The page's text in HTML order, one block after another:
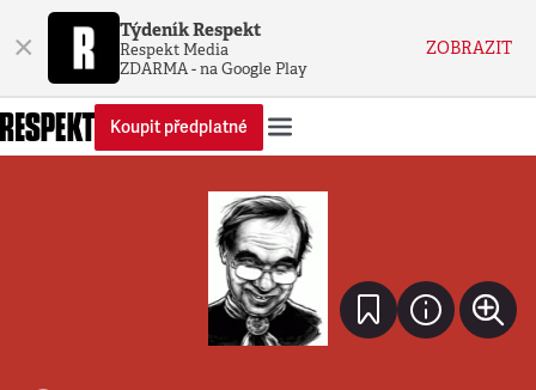
× Týdeník Respekt
Respekt Media
ZDARMA - na Google Play
ZOBRAZIT
Koupit předplatné